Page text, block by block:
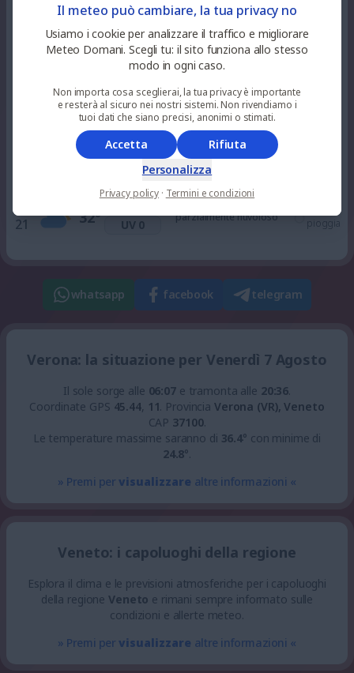
33° UV 6
alquanto soleggiato
niente
36°
0%
UV 6
soleggiato
36°
20%
UV 3
alquanto soleggiato
21 32° UV 0
parzialmente nuvoloso
pioggia
whatsapp facebook telegram
Verona: la situazione per Venerdì 7 Agosto
Il sole sorge alle 06:07e tramonta alle 20:36.
Coordinate GPS 45.44, 11. Provincia Verona (VR), Veneto
CAP 37100.
Le temperature massime saranno di 36.4° con minime di
24.8°.
» Premi pervisualizzare altre informazioni «
Veneto: i capoluoghi della regione
Esplora il clima e le previsioni atmosferiche per i capoluoghi
della regioneVeneto e rimani sempre informato sulle
condizioni e allerte meteo.
» Premi pervisualizzare altre informazioni «
Il meteo può cambiare, la tua privacy no
Usiamo i cookie per analizzare il traffico e migliorare
Meteo Domani. Scegli tu: il sito funziona allo stesso
modo in ogni caso.
Non importa cosa sceglierai, la tua privacy è importante
e resterà al sicuro nei nostri sistemi. Non rivendiamo i
tuoi dati che siano precisi, anonimi o stimati.
Accetta
Rifiuta
Personalizza
Privacy policy · Termini e condizioni